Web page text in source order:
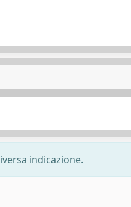
indicazione.